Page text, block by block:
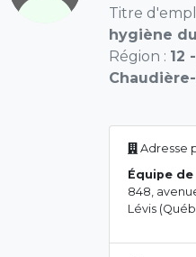
Titre
hygiène
Région : 12
Adresse
Équipe de
848,
Lévis